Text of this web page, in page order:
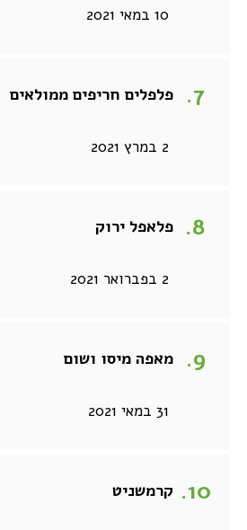
10 במאי 2021
פלפלים חריפים ממולאים
2 במרץ 2021
פלאפל ירוק
2 בפברואר 2021
מאפה מיסו ושום
31 במאי 2021
קרמשניט